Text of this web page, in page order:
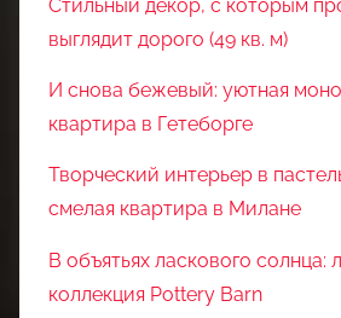
Стильный декор, с которым
выглядит дорого (49 кв. м)
И снова бежевый: уютная
квартира в Гетеборге
Творческий интерьер в
смелая квартира в Милане
В объятьях ласкового солнца:
коллекция Pottery Barn